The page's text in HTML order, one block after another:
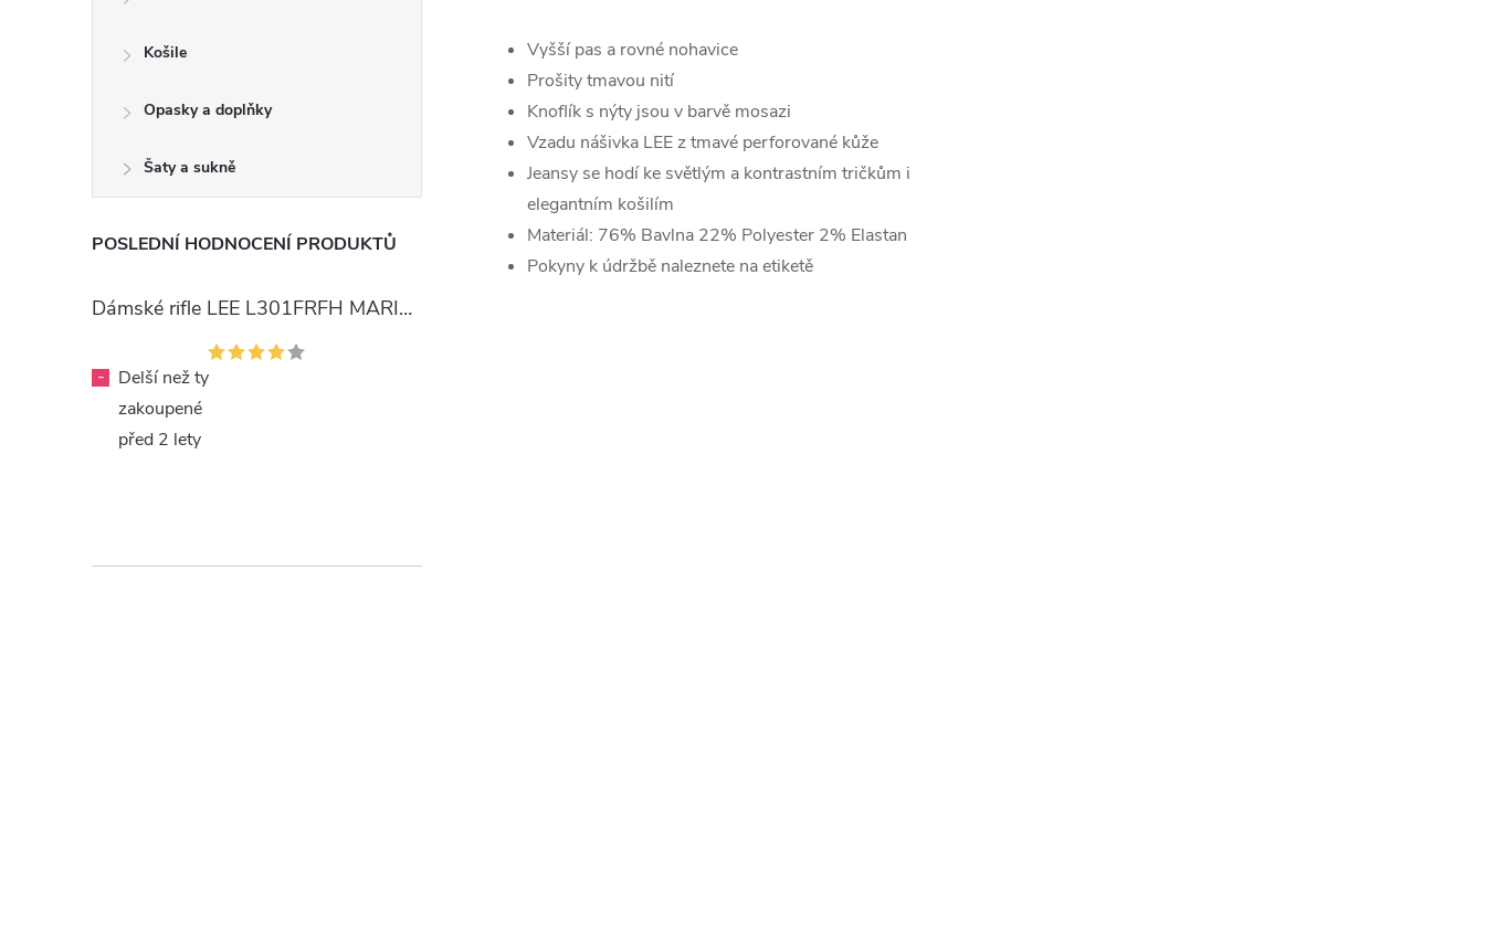
Košile
Opasky a doplňky
Šaty a sukně
POSLEDNÍ HODNOCENÍ PRODUKTŮ
Dámské rifle LEE L301FRFH MARION STRAIGHT RINSE
-
Delší než ty
zakoupené
před 2 lety
Vyšší pas a rovné nohavice
Prošity tmavou nití
Knoflík s nýty jsou v barvě mosazi
Vzadu nášivka LEE z tmavé perforované kůže
Jeansy se hodí ke světlým a kontrastním tričkům i
elegantním košilím
Materiál: 76% Bavlna 22% Polyester 2% Elastan
Pokyny k údržbě naleznete na etiketě